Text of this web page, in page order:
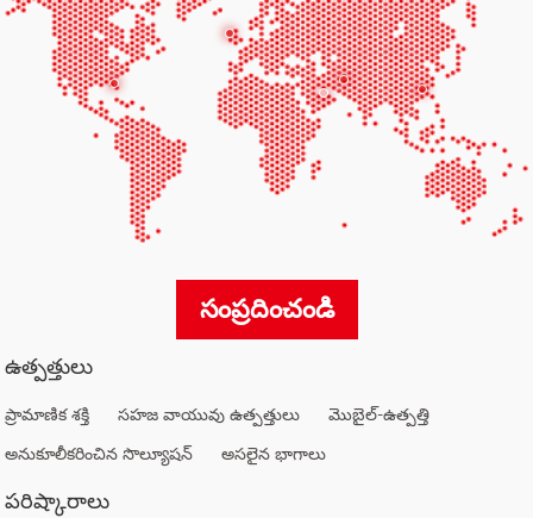
సంప్రదించండి
ఉత్పత్తులు
ప్రామాణిక శక్తి సహజ వాయువు ఉత్పత్తులు
మొబైల్-ఉత్పత్తి
అనుకూలీకరించిన సొల్యూషన్
అసలైన భాగాలు
పరిష్కారాలు